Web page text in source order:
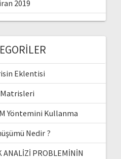
2019
Eklentisi
Yöntemini Kullanma
Nedir ?
ANALİZİ PROBLEMİNİN